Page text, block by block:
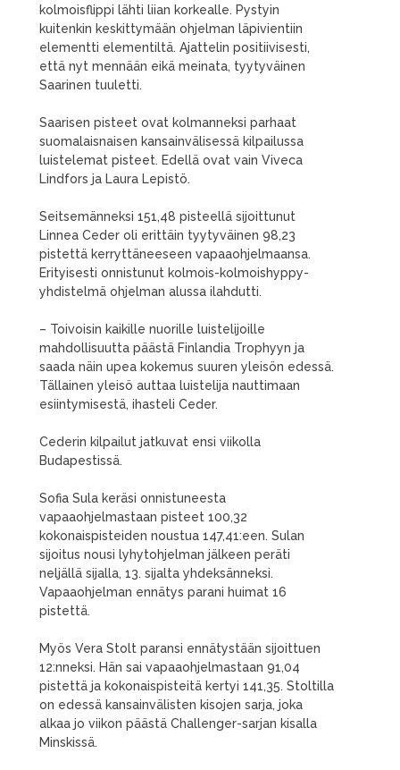
kolmoisflippi lähti liian korkealle. Pystyin
kuitenkin keskittymään ohjelman läpivientiin
elementti elementiltä. Ajattelin positiivisesti,
että nyt mennään eikä meinata, tyytyväinen
Saarinen tuuletti.
Saarisen pisteet ovat kolmanneksi parhaat
suomalaisnaisen kansainvälisessä kilpailussa
luistelemat pisteet. Edellä ovat vain Viveca
Lindfors ja Laura Lepistö.
Seitsemänneksi 151,48 pisteellä sijoittunut
Linnea Ceder oli erittäin tyytyväinen 98,23
pistettä kerryttäneeseen vapaaohjelmaansa.
Erityisesti onnistunut kolmois-kolmoishyppy-
yhdistelmä ohjelman alussa ilahdutti.
– Toivoisin kaikille nuorille luistelijoille
mahdollisuutta päästä Finlandia Trophyyn ja
saada näin upea kokemus suuren yleisön edessä.
Tällainen yleisö auttaa luistelija nauttimaan
esiintymisestä, ihasteli Ceder.
Cederin kilpailut jatkuvat ensi viikolla
Budapestissä.
Sofia Sula keräsi onnistuneesta
vapaaohjelmastaan pisteet 100,32
kokonaispisteiden noustua 147,41:een. Sulan
sijoitus nousi lyhytohjelman jälkeen peräti
neljällä sijalla, 13. sijalta yhdeksänneksi.
Vapaaohjelman ennätys parani huimat 16
pistettä.
Myös Vera Stolt paransi ennätystään sijoittuen
12:nneksi. Hän sai vapaaohjelmastaan 91,04
pistettä ja kokonaispisteitä kertyi 141,35. Stoltilla
on edessä kansainvälisten kisojen sarja, joka
alkaa jo viikon päästä Challenger-sarjan kisalla
Minskissä.